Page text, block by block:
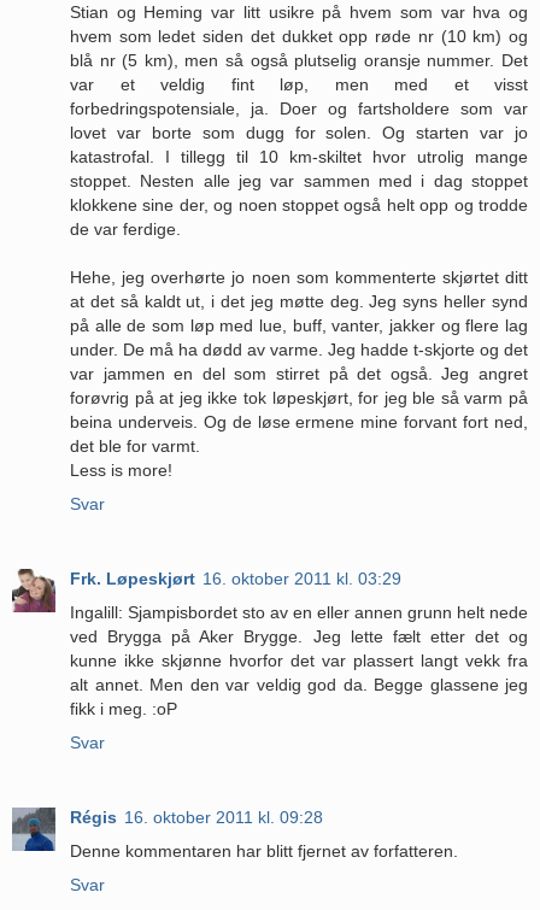
Stian og Heming var litt usikre på hvem som var hva og
hvem som ledet siden det dukket opp røde nr (10 km) og
blå nr (5 km), men så også plutselig oransje nummer. Det
var et veldig fint løp, men med et visst
forbedringspotensiale, ja. Doer og fartsholdere som var
lovet var borte som dugg for solen. Og starten var jo
katastrofal. I tillegg til 10 km-skiltet hvor utrolig mange
stoppet. Nesten alle jeg var sammen med i dag stoppet
klokkene sine der, og noen stoppet også helt opp og trodde
de var ferdige.
Hehe, jeg overhørte jo noen som kommenterte skjørtet ditt
at det så kaldt ut, i det jeg møtte deg. Jeg syns heller synd
på alle de som løp med lue, buff, vanter, jakker og flere lag
under. De må ha dødd av varme. Jeg hadde t-skjorte og det
var jammen en del som stirret på det også. Jeg angret
forøvrig på at jeg ikke tok løpeskjørt, for jeg ble så varm på
beina underveis. Og de løse ermene mine forvant fort ned,
det ble for varmt.
Less is more!
Svar
Frk. Løpeskjørt 16. oktober 2011 kl. 03:29
Ingalill: Sjampisbordet sto av en eller annen grunn helt nede
ved Brygga på Aker Brygge. Jeg lette fælt etter det og
kunne ikke skjønne hvorfor det var plassert langt vekk fra
alt annet. Men den var veldig god da. Begge glassene jeg
fikk i meg. :oP
Svar
Régis 16. oktober 2011 kl. 09:28
Denne kommentaren har blitt fjernet av forfatteren.
Svar